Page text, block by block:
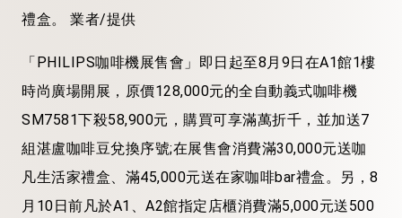
禮盒。 業者/提供
「PHILIPS咖啡機展售會」即日起至8月9日在A1館1樓
時尚廣場開展，原價128,000元的全自動義式咖啡機
SM7581下殺58,900元，購買可享滿萬折千，並加送7
組湛盧咖啡豆兌換序號;在展售會消費滿30,000元送咖
凡生活家禮盒、滿45,000元送在家咖啡bar禮盒。另，8
月10日前凡於A1、A2館指定店櫃消費滿5,000元送500